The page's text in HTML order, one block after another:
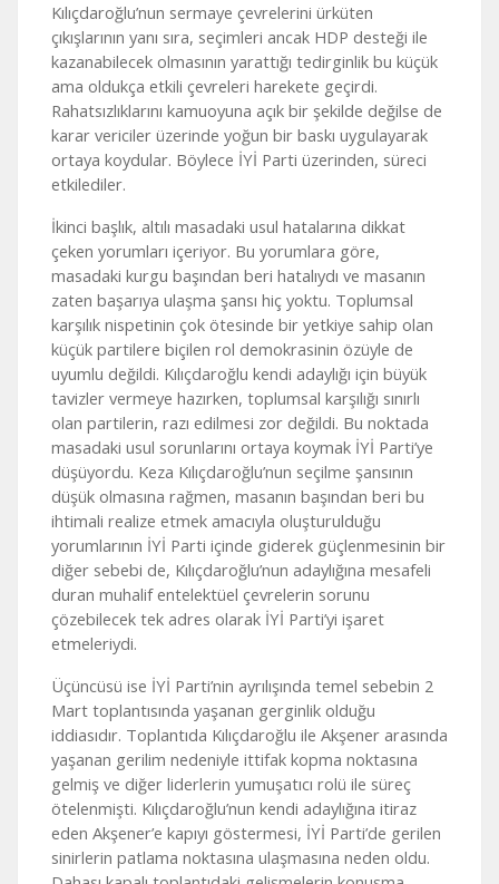
Kılıçdaroğlu’nun sermaye çevrelerini ürküten
çıkışlarının yanı sıra, seçimleri ancak HDP desteği ile
kazanabilecek olmasının yarattığı tedirginlik bu küçük
ama oldukça etkili çevreleri harekete geçirdi.
Rahatsızlıklarını kamuoyuna açık bir şekilde değilse de
karar vericiler üzerinde yoğun bir baskı uygulayarak
ortaya koydular. Böylece İYİ Parti üzerinden, süreci
etkilediler.
İkinci başlık, altılı masadaki usul hatalarına dikkat
çeken yorumları içeriyor. Bu yorumlara göre,
masadaki kurgu başından beri hatalıydı ve masanın
zaten başarıya ulaşma şansı hiç yoktu. Toplumsal
karşılık nispetinin çok ötesinde bir yetkiye sahip olan
küçük partilere biçilen rol demokrasinin özüyle de
uyumlu değildi. Kılıçdaroğlu kendi adaylığı için büyük
tavizler vermeye hazırken, toplumsal karşılığı sınırlı
olan partilerin, razı edilmesi zor değildi. Bu noktada
masadaki usul sorunlarını ortaya koymak İYİ Parti’ye
düşüyordu. Keza Kılıçdaroğlu’nun seçilme şansının
düşük olmasına rağmen, masanın başından beri bu
ihtimali realize etmek amacıyla oluşturulduğu
yorumlarının İYİ Parti içinde giderek güçlenmesinin bir
diğer sebebi de, Kılıçdaroğlu’nun adaylığına mesafeli
duran muhalif entelektüel çevrelerin sorunu
çözebilecek tek adres olarak İYİ Parti’yi işaret
etmeleriydi.
Üçüncüsü ise İYİ Parti’nin ayrılışında temel sebebin 2
Mart toplantısında yaşanan gerginlik olduğu
iddiasıdır. Toplantıda Kılıçdaroğlu ile Akşener arasında
yaşanan gerilim nedeniyle ittifak kopma noktasına
gelmiş ve diğer liderlerin yumuşatıcı rolü ile süreç
ötelenmişti. Kılıçdaroğlu’nun kendi adaylığına itiraz
eden Akşener’e kapıyı göstermesi, İYİ Parti’de gerilen
sinirlerin patlama noktasına ulaşmasına neden oldu.